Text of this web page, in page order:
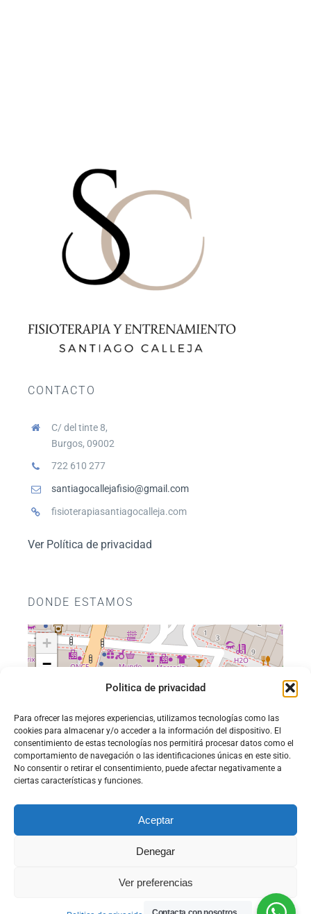
Politica de privacidad
Para ofrecer las mejores experiencias, utilizamos tecnologías como las
cookies para almacenar y/o acceder a la información del dispositivo. El
consentimiento de estas tecnologías nos permitirá procesar datos como el
comportamiento de navegación o las identificaciones únicas en este sitio.
No consentir o retirar el consentimiento, puede afectar negativamente a
ciertas características y funciones.
Aceptar
Denegar
Ver preferencias
CONTACTO
C/ del tinte 8,
Burgos, 09002
722 610 277
santiagocallejafisio@gmail.com
fisioterapiasantiagocalleja.com
Ver Política de privacidad
DONDE ESTAMOS
+
−